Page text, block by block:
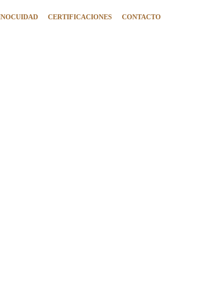
CERTIFICACIONES CONTACTO